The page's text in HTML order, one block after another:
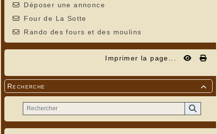
Déposer une annonce
Four de La Sotte
Rando des fours et des moulins
Imprimer la page...

Recherche